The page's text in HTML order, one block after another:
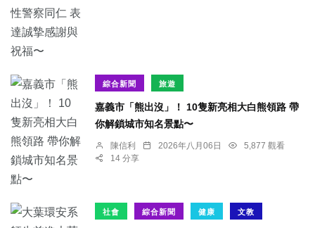
綜合新聞 旅遊
嘉義市「熊出沒」！ 10隻新亮相大白熊領路 帶
你解鎖城市知名景點〜
陳信利 2026年八月06日
5,877 觀看
14 分享
社會 綜合新聞 健康 文教